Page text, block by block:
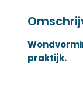
praktijk.